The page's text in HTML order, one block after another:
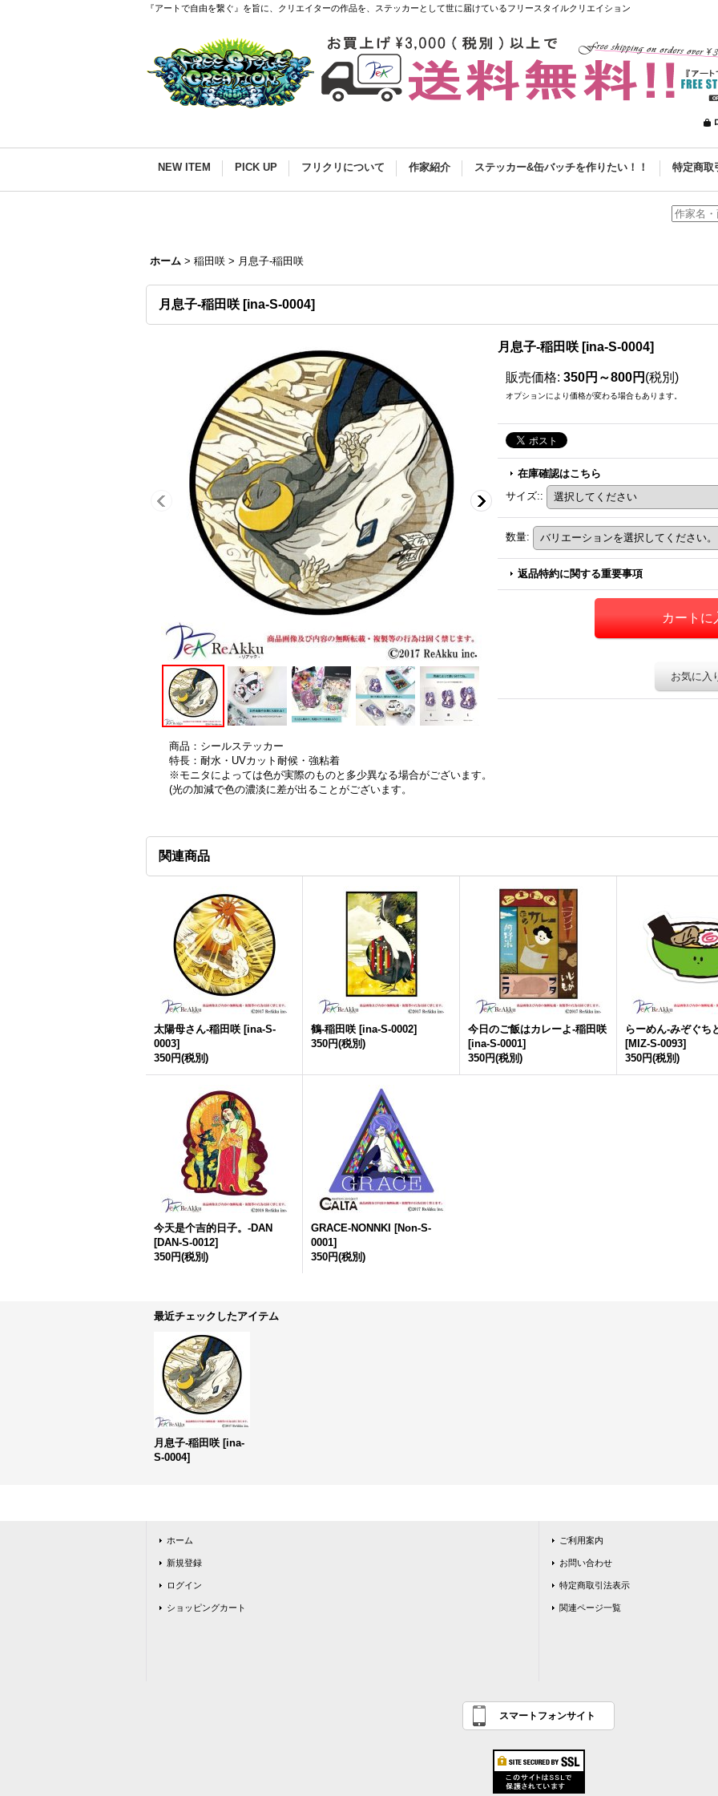
『アートで自由を繋ぐ』を旨に、クリエイターの作品を、ステッカーとして世に届けているフリースタイルクリエイション
NEW ITEM PICK UP フリクリについて 作家紹介 ステッカー&缶バッチを作りたい！！ 特定商取
ホーム > 稲田咲 > 月息子-稲田咲
月息子-稲田咲 [ina-S-0004]
月息子-稲田咲 [ina-S-0004]
販売価格: 350円～800円 (税別)
オプションにより価格が変わる場合もあります。
在庫確認はこちら
サイズ::
数量:
返品特約に関する重要事項
お気に入
商品：シールステッカー
特長：耐水・UVカット耐候・強粘着
※モニタによっては色が実際のものと多少異なる場合がございます。
(光の加減で色の濃淡に差が出ることがございます。
関連商品
太陽母さん-稲田咲 [ina-S-
0003]
350円(税別)
鶴-稲田咲 [ina-S-0002]
350円(税別)
今日のご飯はカレーよ-稲田咲
[ina-S-0001]
350円(税別)
らーめん-みぞぐち
[MIZ-S-0093]
350円(税別)
今天是个吉的日子。-DAN
[DAN-S-0012]
350円(税別)
GRACE-NONNKI [Non-S-
0001]
350円(税別)
最近チェックしたアイテム
月息子-稲田咲 [ina-
S-0004]
ホーム
新規登録
ログイン
ショッピングカート
ご利用案内
お問い合わせ
特定商取引法表示
関連ページ一覧
スマートフォンサイト